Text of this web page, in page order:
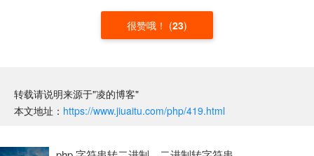
很赞哦！ (23)
转载请说明来源于"凌的博客"
本文地址： https://www.jiuaitu.com/php/419.html